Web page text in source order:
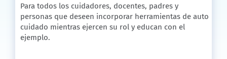
Para todos los cuidadores, docentes, padres y
personas que deseen incorporar herramientas de auto
cuidado mientras ejercen su rol y educan con el
ejemplo.